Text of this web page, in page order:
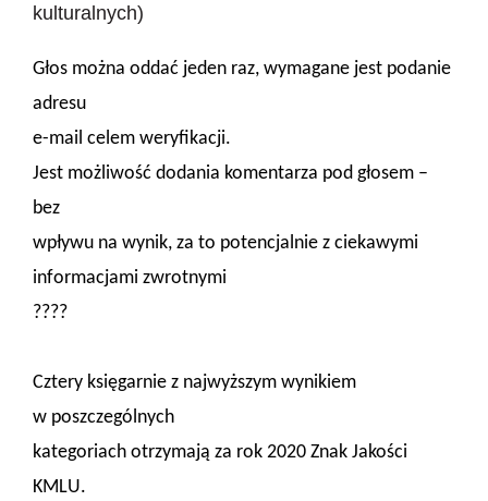
kulturalnych)
Głos można oddać jeden raz, wymagane jest podanie
adresu
e-mail celem weryfikacji.
Jest możliwość dodania komentarza pod głosem –
bez
wpływu na wynik, za to potencjalnie z ciekawymi
informacjami zwrotnymi
????
Cztery księgarnie z najwyższym wynikiem
w poszczególnych
kategoriach otrzymają za rok 2020 Znak Jakości
KMLU.